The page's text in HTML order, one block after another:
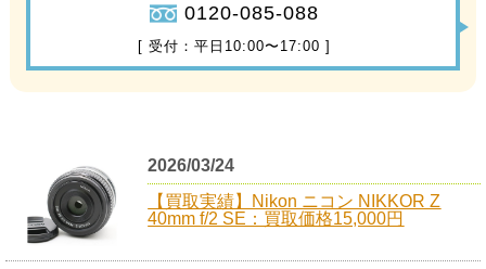
0120-085-088
[ 受付：平日10:00〜17:00 ]
2026/03/24
【買取実績】Nikon ニコン NIKKOR Z
40mm f/2 SE：買取価格15,000円